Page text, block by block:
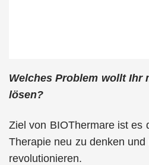
Welches Problem wollt Ihr
lösen?
Ziel von BIOThermare ist es
Therapie neu zu denken und
revolutionieren.